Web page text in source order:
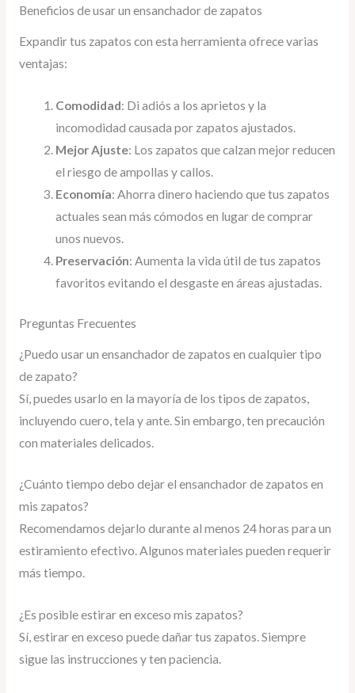
Beneficios de usar un ensanchador de zapatos
Expandir tus zapatos con esta herramienta ofrece varias
ventajas:
Comodidad: Di adiós a los aprietos y la
incomodidad causada por zapatos ajustados.
Mejor Ajuste: Los zapatos que calzan mejor reducen
el riesgo de ampollas y callos.
Economía: Ahorra dinero haciendo que tus zapatos
actuales sean más cómodos en lugar de comprar
unos nuevos.
Preservación: Aumenta la vida útil de tus zapatos
favoritos evitando el desgaste en áreas ajustadas.
Preguntas Frecuentes
¿Puedo usar un ensanchador de zapatos en cualquier tipo
de zapato?
Sí, puedes usarlo en la mayoría de los tipos de zapatos,
incluyendo cuero, tela y ante. Sin embargo, ten precaución
con materiales delicados.
¿Cuánto tiempo debo dejar el ensanchador de zapatos en
mis zapatos?
Recomendamos dejarlo durante al menos 24 horas para un
estiramiento efectivo. Algunos materiales pueden requerir
más tiempo.
¿Es posible estirar en exceso mis zapatos?
Sí, estirar en exceso puede dañar tus zapatos. Siempre
sigue las instrucciones y ten paciencia.